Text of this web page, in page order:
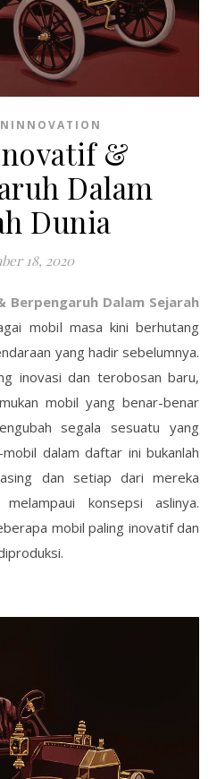
&
Dalam
Dunia
18, 2020
Dalam Sejarah
mobil masa kini berhutang
yang hadir sebelumnya.
inovasi dan terobosan baru,
mobil yang benar-benar
segala sesuatu yang
dalam daftar ini bukanlah
dan setiap dari mereka
konsepsi aslinya.
mobil paling inovatif dan